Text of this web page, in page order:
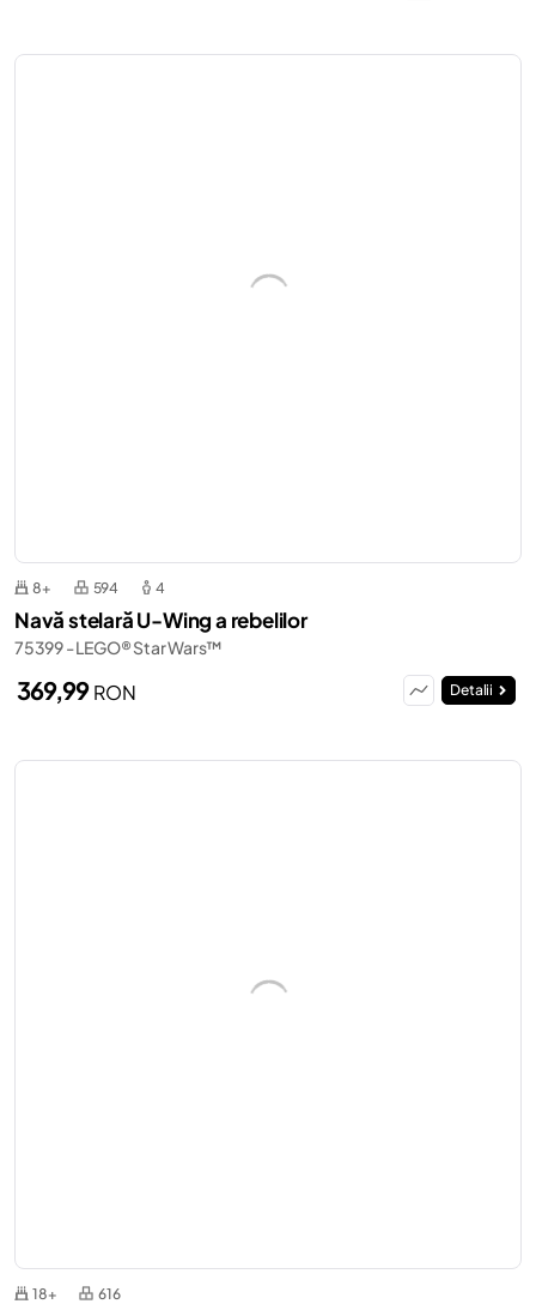
8+ 594 4
Navă stelară U-Wing a rebelilor
75399 - LEGO® Star Wars™
369,99RON Detalii
18+ 616